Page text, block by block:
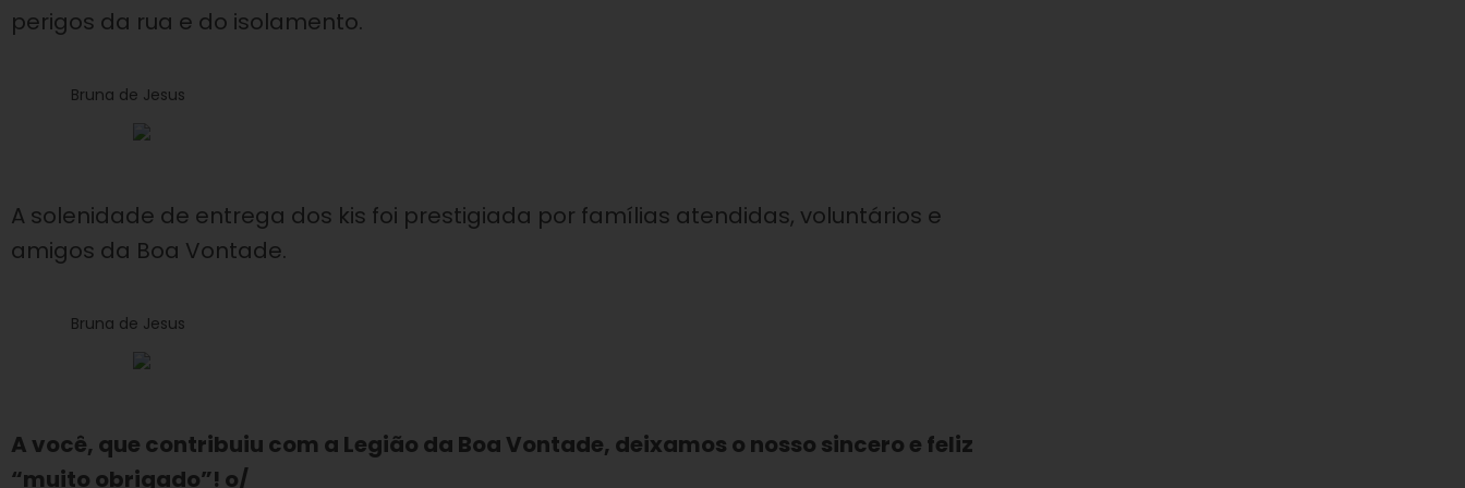
perigos da rua e do isolamento.
Bruna de Jesus
A solenidade de entrega dos kis foi prestigiada por famílias atendidas, voluntários e
amigos da Boa Vontade.
Bruna de Jesus
A você, que contribuiu com a Legião da Boa Vontade, deixamos o nosso sincero e feliz
“muito obrigado”! o/